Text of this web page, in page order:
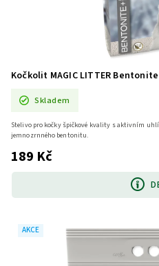
Kočkolit MAGIC LITTER
Skladem
189 Kč
Stelivo pro kočky špičkové kvality s aktivním
jemnozrnného bentonitu.
AKCE